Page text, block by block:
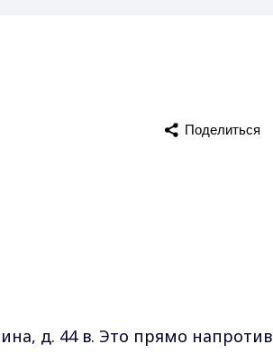
Поделиться
д. 44 в. Это прямо напротив